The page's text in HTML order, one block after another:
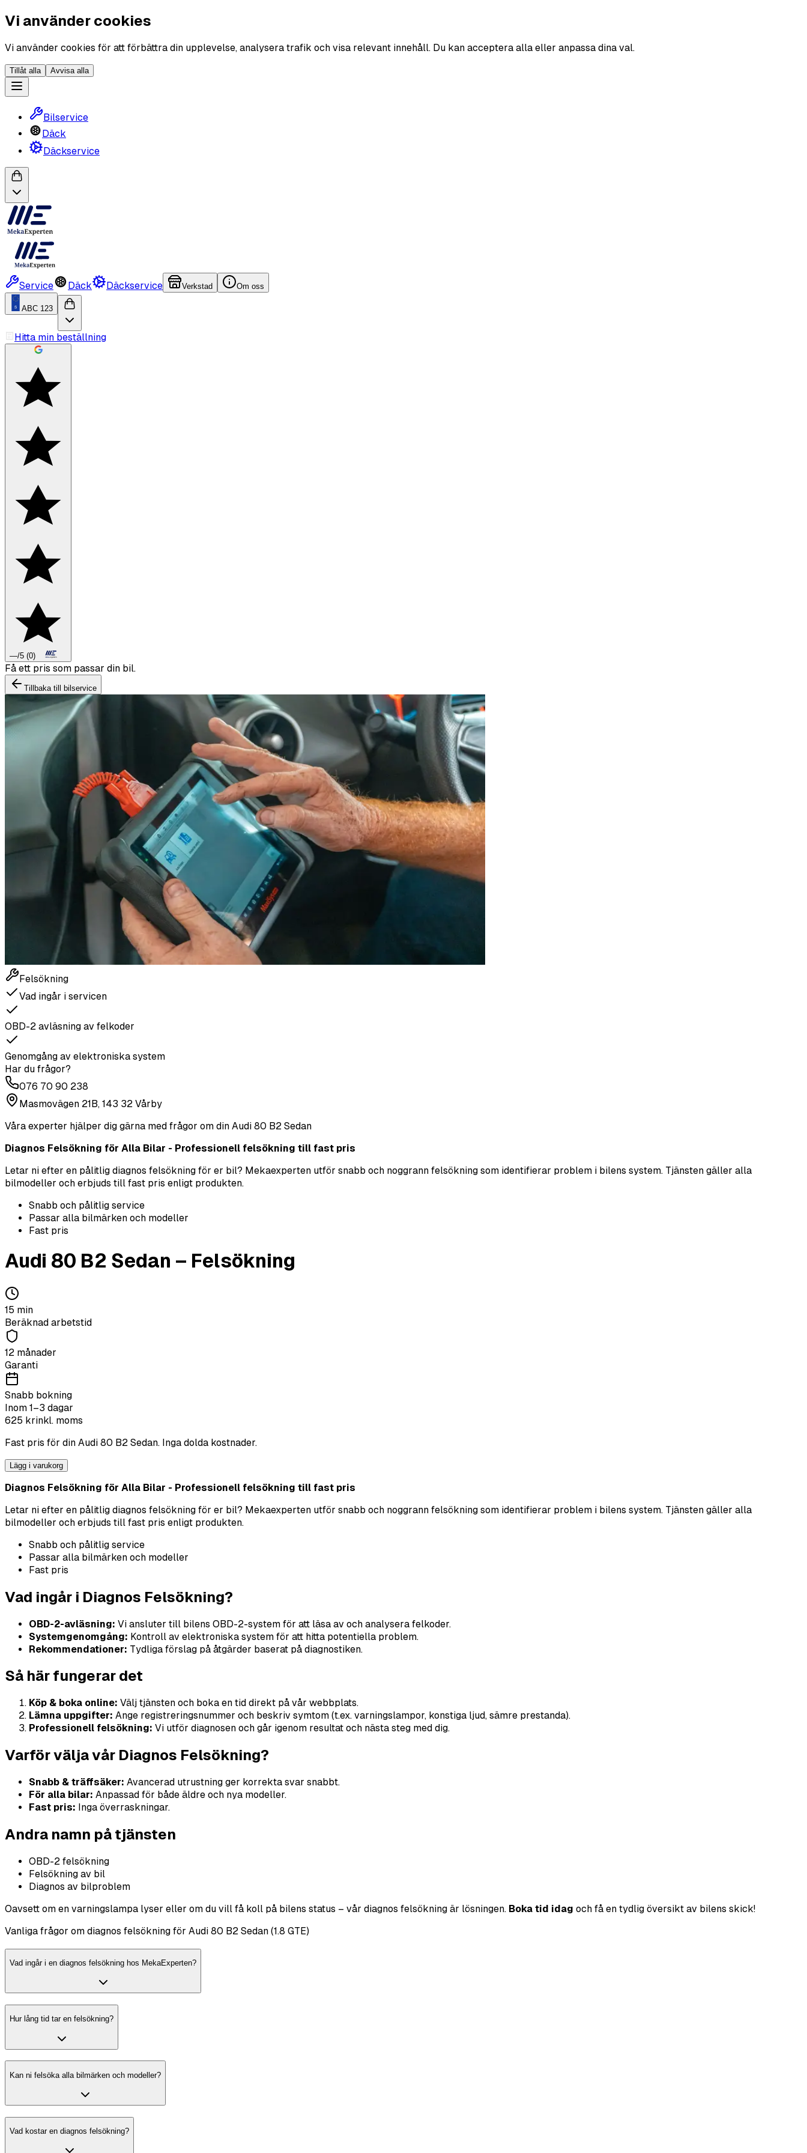
Vi använder cookies
Vi använder cookies för att förbättra din upplevelse, analysera trafik och visa relevant innehåll. Du kan acceptera alla eller anpassa dina val.
Tillåt alla Avvisa alla
Bilservice
Däck
Däckservice
Service Däck Däckservice Verkstad Om oss
ABC 123
Hitta min beställning
—/5 (0)
Boka däckbyte eller montering inför vintern.
Tillbaka till bilservice
Felsökning
Vad ingår i servicen
OBD-2 avläsning av felkoder
Genomgång av elektroniska system
Har du frågor?
076 70 90 238
Masmovägen 21B, 143 32 Vårby
Våra experter hjälper dig gärna med frågor om din Audi 80 B2 Sedan
Diagnos Felsökning för Alla Bilar - Professionell felsökning till fast pris
Letar ni efter en pålitlig diagnos felsökning för er bil? Mekaexperten utför snabb och noggrann felsökning som identifierar problem i bilens system. Tjänsten gäller alla
bilmodeller och erbjuds till fast pris enligt produkten.
Snabb och pålitlig service
Passar alla bilmärken och modeller
Fast pris
Audi 80 B2 Sedan – Felsökning
15 min
Beräknad arbetstid
12 månader
Garanti
Snabb bokning
Inom 1–3 dagar
625 krinkl. moms
Fast pris för din Audi 80 B2 Sedan. Inga dolda kostnader.
Lägg i varukorg
Diagnos Felsökning för Alla Bilar - Professionell felsökning till fast pris
Letar ni efter en pålitlig diagnos felsökning för er bil? Mekaexperten utför snabb och noggrann felsökning som identifierar problem i bilens system. Tjänsten gäller alla
bilmodeller och erbjuds till fast pris enligt produkten.
Snabb och pålitlig service
Passar alla bilmärken och modeller
Fast pris
Vad ingår i Diagnos Felsökning?
OBD-2-avläsning: Vi ansluter till bilens OBD-2-system för att läsa av och analysera felkoder.
Systemgenomgång: Kontroll av elektroniska system för att hitta potentiella problem.
Rekommendationer: Tydliga förslag på åtgärder baserat på diagnostiken.
Så här fungerar det
Köp & boka online: Välj tjänsten och boka en tid direkt på vår webbplats.
Lämna uppgifter: Ange registreringsnummer och beskriv symtom (t.ex. varningslampor, konstiga ljud, sämre prestanda).
Professionell felsökning: Vi utför diagnosen och går igenom resultat och nästa steg med dig.
Varför välja vår Diagnos Felsökning?
Snabb & träffsäker: Avancerad utrustning ger korrekta svar snabbt.
För alla bilar: Anpassad för både äldre och nya modeller.
Fast pris: Inga överraskningar.
Andra namn på tjänsten
OBD-2 felsökning
Felsökning av bil
Diagnos av bilproblem
Oavsett om en varningslampa lyser eller om du vill få koll på bilens status – vår diagnos felsökning är lösningen. Boka tid idag och få en tydlig översikt av bilens skick!
Vanliga frågor om diagnos felsökning för Audi 80 B2 Sedan (1.8 GTE)
Vad ingår i en diagnos felsökning hos MekaExperten?
Hur lång tid tar en felsökning?
Kan ni felsöka alla bilmärken och modeller?
Vad kostar en diagnos felsökning?